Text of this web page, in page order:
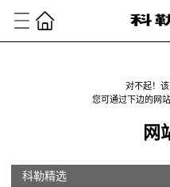
对不起！该
您可通过下边的网
网
科勒精选